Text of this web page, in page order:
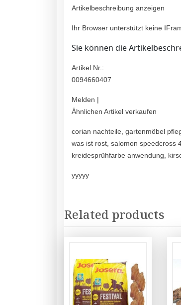
Artikelbeschreibung anzeigen
Ihr Browser unterstützt keine
Sie können die
Artikel Nr.:
0094660407
Melden |
Ähnlichen Artikel verkaufen
corian nachteile, gartenmöbel
was ist rost, salomon speedcross
kreidesprühfarbe anwendung,
yyyyy
Related products